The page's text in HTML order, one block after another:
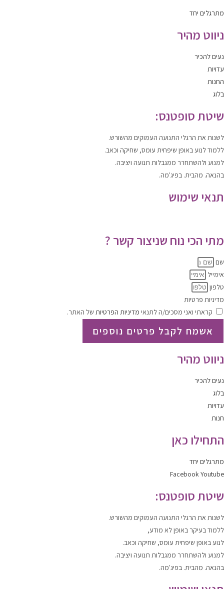
מתרגלים יחד
ניווט מהיר
נעים להכיר
עדויות
החנות
בלוג
שיטת סופטנס:
לשנות את הרגלי התנועה העמוקים מהשורש.
ללמודלנועבאופן שיפחית עומס, שחיקה וכאב.
למנוע ולהשתחרר ממגבלות תנועה ויציבה.
בהנאה. מהבית. בפיג'מה.
תנאי שימוש
מתי הכי נוח שניצור קשר ?
שם
אימייל
טלפון
מדיניות פרטיות
קראתי ואני מסכים/ה לתנאי מדיניות הפרטיות של האתר.
אשמח לקבל פרטים נוספים
ניווט מהיר
נעים להכיר
בלוג
עדויות
חנות
התחילו כאן
מתרגלים יחד
FacebookYoutube
שיטת סופטנס:
לשנות את הרגלי התנועה העמוקים מהשורש.
ללמודבעיקר באופן לא מודע,
לנועבאופן שיפחית עומס, שחיקה וכאב.
למנוע ולהשתחרר ממגבלות תנועה ויציבה.
בהנאה. מהבית. בפיג'מה.